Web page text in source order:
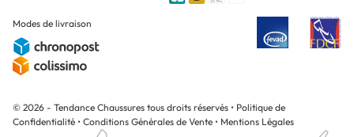
Modes de livraison
© 2026 - Tendance Chaussures tous droits réservés • Politique de
Confidentialité • Conditions Générales de Vente • Mentions Légales